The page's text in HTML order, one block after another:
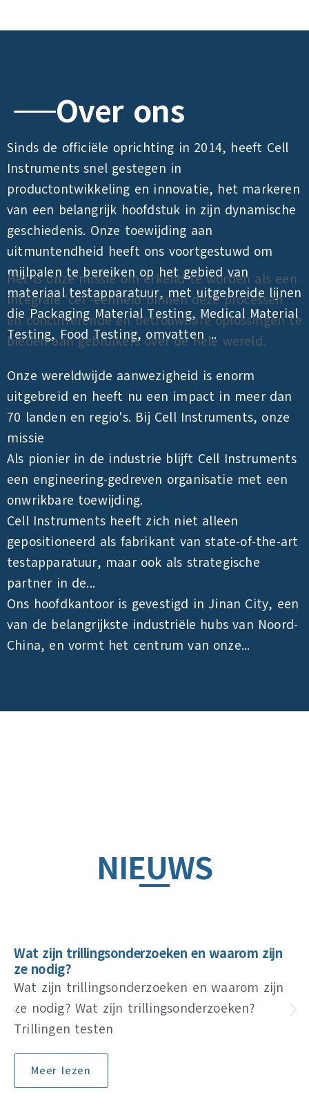
Over ons
Sinds de officiële oprichting in 2014, heeft Cell
Instruments snel gestegen in
productontwikkeling en innovatie, het markeren
van een belangrijk hoofdstuk in zijn dynamische
geschiedenis. Onze toewijding aan
uitmuntendheid heeft ons voortgestuwd om
mijlpalen te bereiken op het gebied van
materiaal testapparatuur, met uitgebreide lijnen
die Packaging Material Testing, Medical Material
Testing, Food Testing, omvatten ...
Het is onze missie om erkend te worden als een
integrale ‘cel’-eenheid binnen deze processen
en concurrerende en betrouwbare oplossingen te
bieden aan gebruikers over de hele wereld.
Onze wereldwijde aanwezigheid is enorm
uitgebreid en heeft nu een impact in meer dan
70 landen en regio's. Bij Cell Instruments, onze
missie
Als pionier in de industrie blijft Cell Instruments
een engineering-gedreven organisatie met een
onwrikbare toewijding.
Cell Instruments heeft zich niet alleen
gepositioneerd als fabrikant van state-of-the-art
testapparatuur, maar ook als strategische
partner in de...
Ons hoofdkantoor is gevestigd in Jinan City, een
van de belangrijkste industriële hubs van Noord-
China, en vormt het centrum van onze...
NIEUWS
Wat zijn trillingsonderzoeken en waarom zijn
ze nodig?
Wat zijn trillingsonderzoeken en waarom zijn
ze nodig? Wat zijn trillingsonderzoeken?
Trillingen testen
Meer lezen